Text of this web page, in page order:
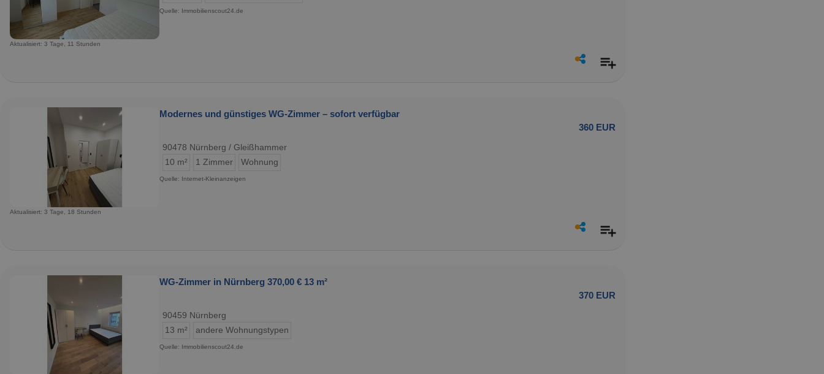
Quelle: Immobilienscout24.de
Aktualisiert: 3 Tage, 11 Stunden
Modernes und günstiges WG-Zimmer – sofort verfügbar
360 EUR
90478 Nürnberg / Gleißhammer
10 m²
1 Zimmer Wohnung
Quelle: Internet-Kleinanzeigen
Aktualisiert: 3 Tage, 18 Stunden
WG-Zimmer in Nürnberg 370,00 € 13 m²
370 EUR
90459 Nürnberg
13 m²
andere Wohnungstypen
Quelle: Immobilienscout24.de